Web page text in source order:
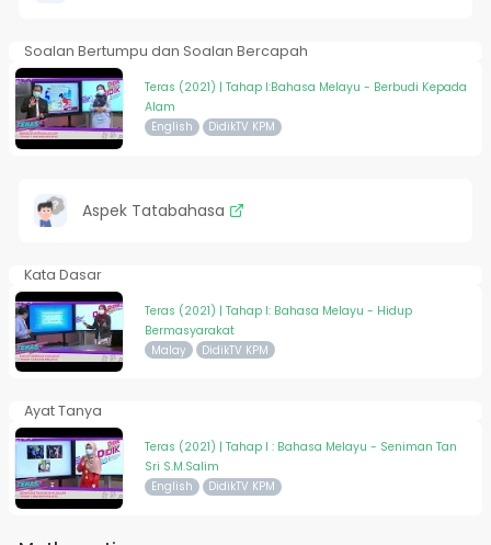
Soalan Bertumpu dan Soalan Bercapah
Teras (2021) | Tahap I:Bahasa Melayu - Berbudi Kepada
Alam
English DidikTV KPM
Aspek Tatabahasa
Kata Dasar
Teras (2021) | Tahap I: Bahasa Melayu - Hidup
Bermasyarakat
Malay DidikTV KPM
Ayat Tanya
Teras (2021) | Tahap I : Bahasa Melayu - Seniman Tan
Sri S.M.Salim
English DidikTV KPM